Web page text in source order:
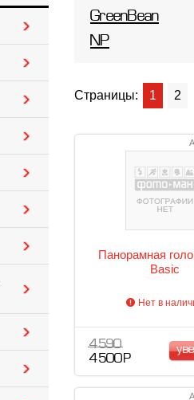
GreenBean
NP
Страницы: 1 2
Панорамная
Basic
Нет в
4 590
4 500 Р